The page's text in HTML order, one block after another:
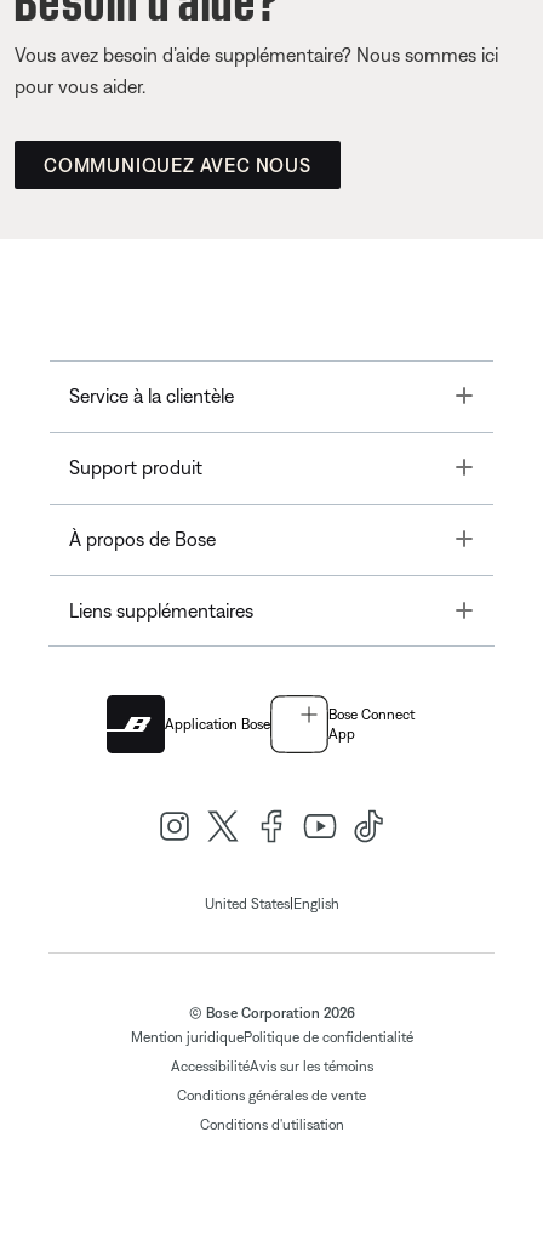
Vous avez besoin d’aide supplémentaire? Nous sommes ici
pour vous aider.
COMMUNIQUEZ AVEC NOUS
Service à la clientèle Toggle
Support produit Toggle
À propos de Bose Toggle
Liens supplémentaires Toggle
Application Bose
Bose Connect
App
United States| English
© Bose Corporation 2026
Mention juridiquePolitique de confidentialité
AccessibilitéAvis sur les témoins
Conditions générales de vente
Conditions d'utilisation